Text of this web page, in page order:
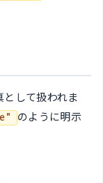
して扱われま
のように明示